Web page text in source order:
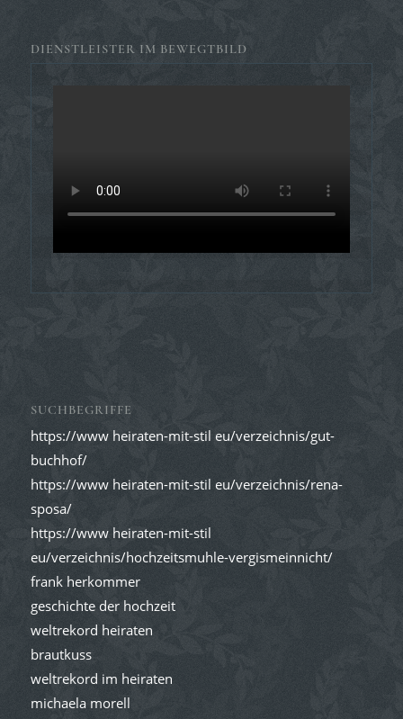
DIENSTLEISTER IM BEWEGTBILD
SUCHBEGRIFFE
https://www heiraten-mit-stil eu/verzeichnis/gut-
buchhof/
https://www heiraten-mit-stil eu/verzeichnis/rena-
sposa/
https://www heiraten-mit-stil
eu/verzeichnis/hochzeitsmuhle-vergismeinnicht/
frank herkommer
geschichte der hochzeit
weltrekord heiraten
brautkuss
weltrekord im heiraten
michaela morell